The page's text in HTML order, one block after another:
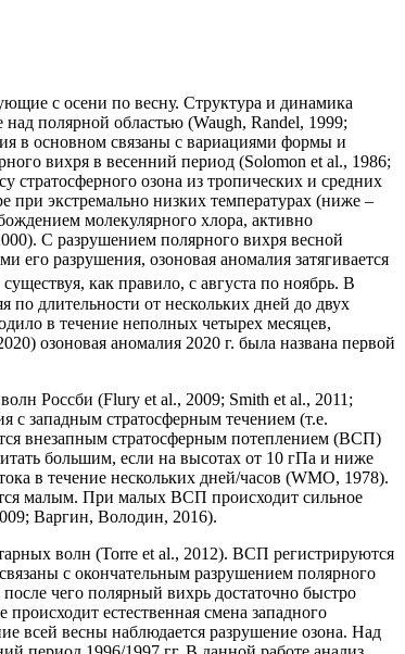
с осени по весну. Структура и динамика
полярной областью (Waugh, Randel, 1999;
в основном связаны с вариациями формы и
вихря в весенний период (Solomon et al., 1986;
стратосферного озона из тропических и средних
при экстремально низких температурах (ниже ‒
молекулярного хлора, активно
С разрушением полярного вихря весной
разрушения, озоновая аномалия затягивается
как правило, с августа по ноябрь. В
по длительности от нескольких дней до двух
в течение неполных четырех месяцев,
озоновая аномалия 2020 г. была названа первой
Россби (Flury et al., 2009; Smith et al., 2011;
с западным стратосферным течением (т.е.
внезапным стратосферным потеплением (ВСП)
большим, если на высотах от 10 гПа и ниже
в течение нескольких дней/часов (WMO, 1978).
малым. При малых ВСП происходит сильное
Варгин, Володин, 2016).
волн (Torre et al., 2012). ВСП регистрируются
с окончательным разрушением полярного
чего полярный вихрь достаточно быстро
естественная смена западного
всей весны наблюдается разрушение озона. Над